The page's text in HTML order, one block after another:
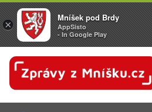
×
Mníšek pod Brdy
AppSisto
- In Google Play